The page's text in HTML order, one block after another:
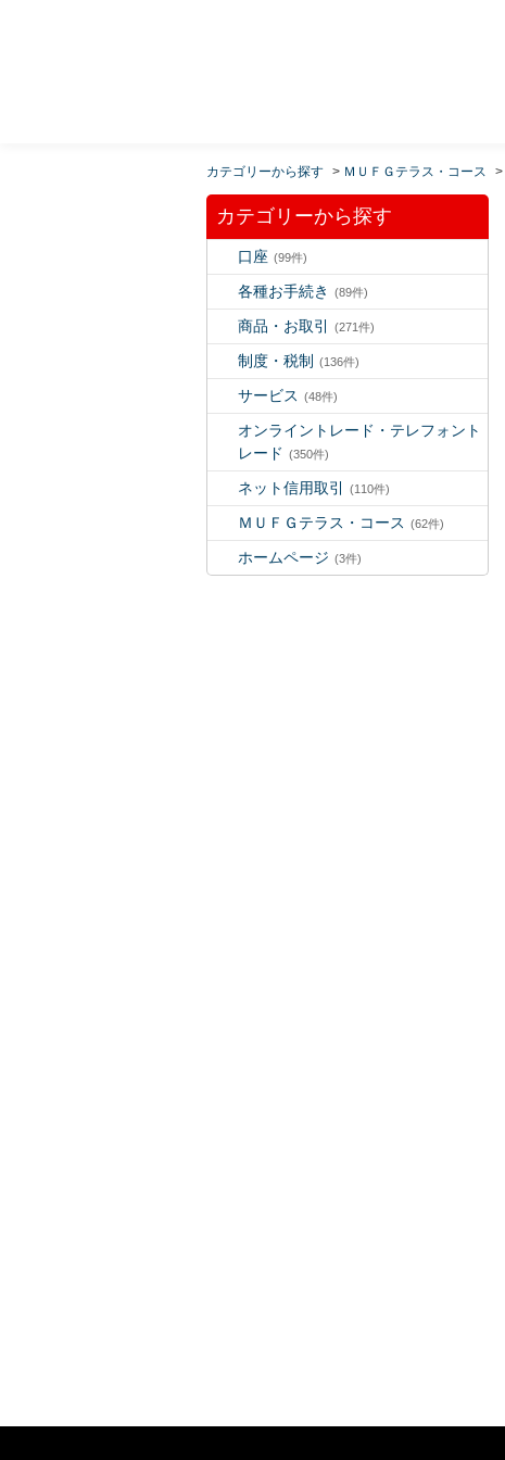
カテゴリーから探す > ＭＵＦＧテラス・コース >
カテゴリーから探す
口座 (99件)
各種お手続き (89件)
商品・お取引 (271件)
制度・税制 (136件)
サービス (48件)
オンライントレード・テレフォント
レード (350件)
ネット信用取引 (110件)
ＭＵＦＧテラス・コース (62件)
ホームページ (3件)